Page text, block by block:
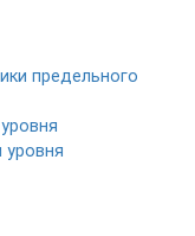
предельного
уровня